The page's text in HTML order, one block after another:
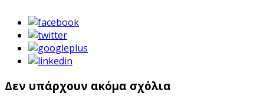
Δεν υπάρχουν ακόμα σχόλια